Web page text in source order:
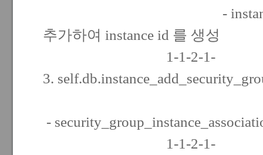
- instance 테이
추가하여 instance id 를 생성
1-1-2-1-
3.
-
1-1-2-1-